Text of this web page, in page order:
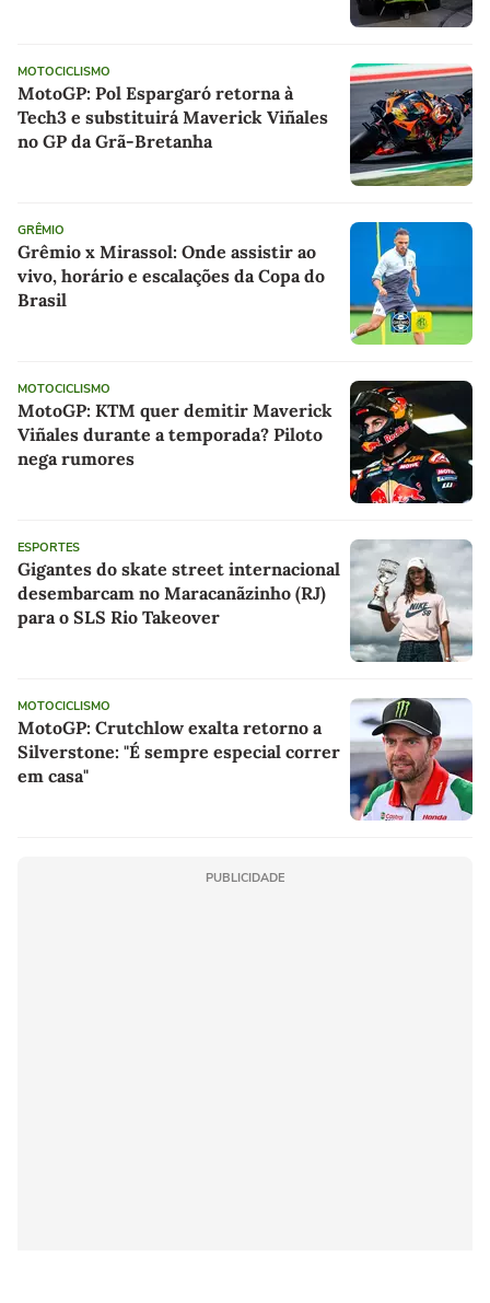
MOTOCICLISMO
MotoGP: Pol Espargaró retorna à
Tech3 e substituirá Maverick Viñales
no GP da Grã-Bretanha
GRÊMIO
Grêmio x Mirassol: Onde assistir ao
vivo, horário e escalações da Copa do
Brasil
MOTOCICLISMO
MotoGP: KTM quer demitir Maverick
Viñales durante a temporada? Piloto
nega rumores
ESPORTES
Gigantes do skate street internacional
desembarcam no Maracanãzinho (RJ)
para o SLS Rio Takeover
MOTOCICLISMO
MotoGP: Crutchlow exalta retorno a
Silverstone: "É sempre especial correr
em casa"
PUBLICIDADE